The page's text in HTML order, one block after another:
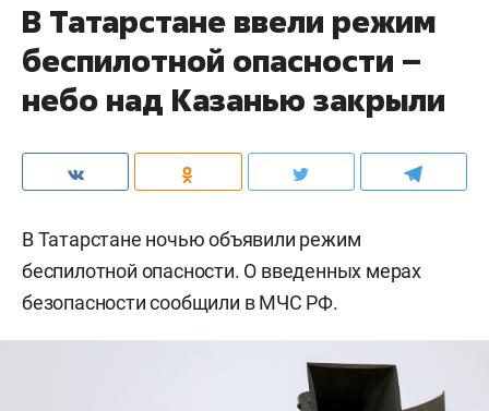
В Татарстане ввели режим
беспилотной опасности –
небо над Казанью закрыли
В Татарстане ночью объявили режим
беспилотной опасности. О введенных мерах
безопасности сообщили в МЧС РФ.